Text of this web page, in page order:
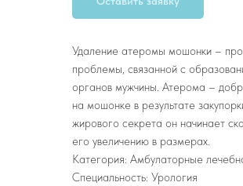
Удаление атеромы мошонки –
проблемы, связанной с
органов мужчины. Атерома –
на мошонке в результате
жирового секрета он начинает
его увеличению в размерах.
Категория: Амбулаторные
Специальность: Урология